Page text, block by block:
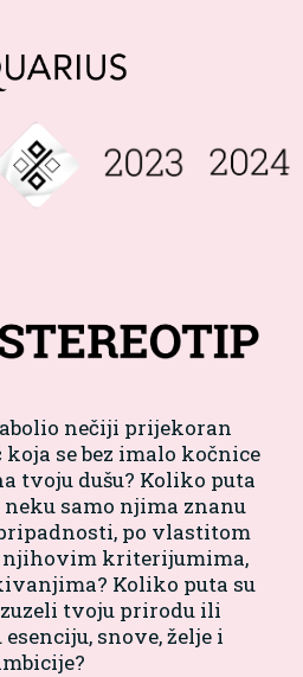
nečiji prijekoran
se bez imalo kočnice
tvoju dušu? Koliko puta
samo njima znanu
po vlastitom
njihovim kriterijumima,
Koliko puta su
tvoju prirodu ili
snove, želje i